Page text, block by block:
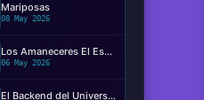
Mariposas
08 May 2026
Los Amaneceres El Espectáculo Silencioso ✨️
06 May 2026
El Backend del Universo: Determinismo, Conciencia y el Código de la Realidad